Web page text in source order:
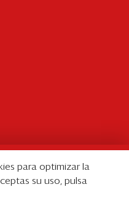
para optimizar la
su uso, pulsa